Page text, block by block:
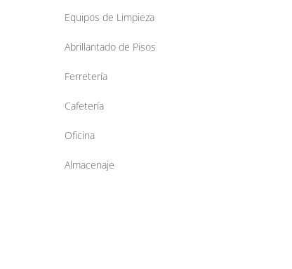
Equipos de Limpieza
Abrillantado de Pisos
Ferretería
Cafetería
Oficina
Almacenaje